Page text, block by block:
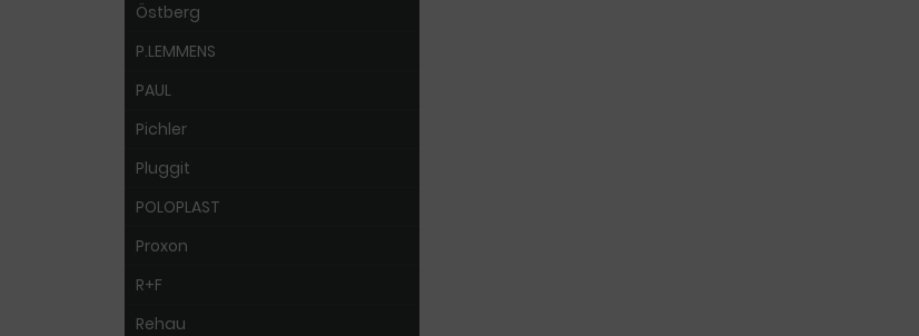
Östberg
P.LEMMENS
PAUL
Pichler
Pluggit
POLOPLAST
Proxon
R+F
Rehau